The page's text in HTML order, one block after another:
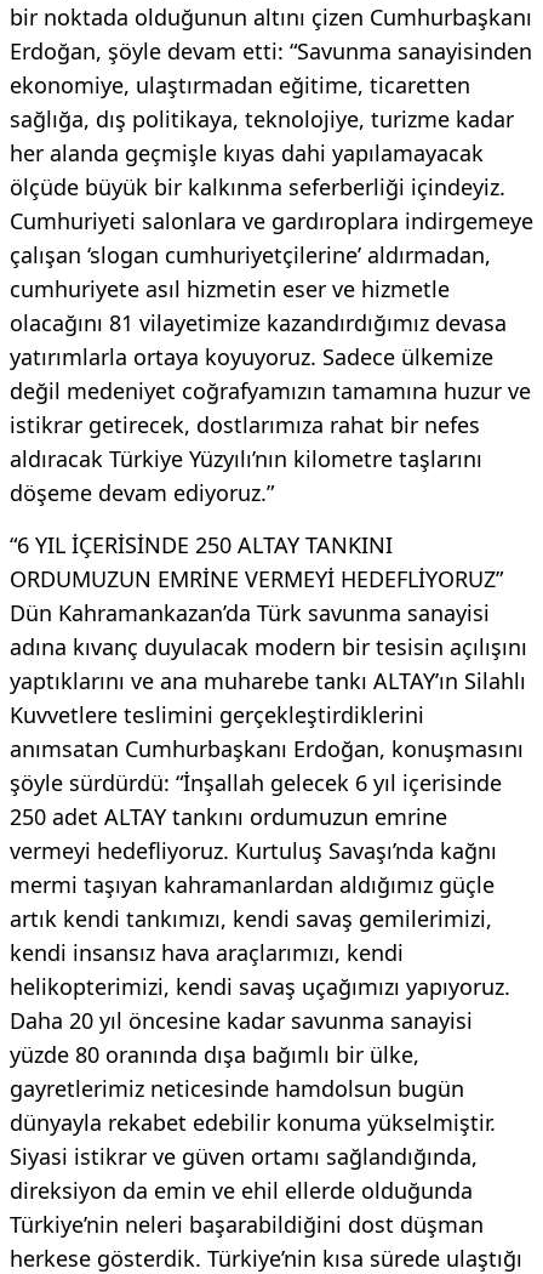
bir noktada olduğunun altını çizen Cumhurbaşkanı
Erdoğan, şöyle devam etti: “Savunma sanayisinden
ekonomiye, ulaştırmadan eğitime, ticaretten
sağlığa, dış politikaya, teknolojiye, turizme kadar
her alanda geçmişle kıyas dahi yapılamayacak
ölçüde büyük bir kalkınma seferberliği içindeyiz.
Cumhuriyeti salonlara ve gardıroplara indirgemeye
çalışan ‘slogan cumhuriyetçilerine’ aldırmadan,
cumhuriyete asıl hizmetin eser ve hizmetle
olacağını 81 vilayetimize kazandırdığımız devasa
yatırımlarla ortaya koyuyoruz. Sadece ülkemize
değil medeniyet coğrafyamızın tamamına huzur ve
istikrar getirecek, dostlarımıza rahat bir nefes
aldıracak Türkiye Yüzyılı’nın kilometre taşlarını
döşeme devam ediyoruz.”
“6 YIL İÇERİSİNDE 250 ALTAY TANKINI
ORDUMUZUN EMRİNE VERMEYİ HEDEFLİYORUZ”
Dün Kahramankazan’da Türk savunma sanayisi
adına kıvanç duyulacak modern bir tesisin açılışını
yaptıklarını ve ana muharebe tankı ALTAY’ın Silahlı
Kuvvetlere teslimini gerçekleştirdiklerini
anımsatan Cumhurbaşkanı Erdoğan, konuşmasını
şöyle sürdürdü: “İnşallah gelecek 6 yıl içerisinde
250 adet ALTAY tankını ordumuzun emrine
vermeyi hedefliyoruz. Kurtuluş Savaşı’nda kağnı
mermi taşıyan kahramanlardan aldığımız güçle
artık kendi tankımızı, kendi savaş gemilerimizi,
kendi insansız hava araçlarımızı, kendi
helikopterimizi, kendi savaş uçağımızı yapıyoruz.
Daha 20 yıl öncesine kadar savunma sanayisi
yüzde 80 oranında dışa bağımlı bir ülke,
gayretlerimiz neticesinde hamdolsun bugün
dünyayla rekabet edebilir konuma yükselmiştir.
Siyasi istikrar ve güven ortamı sağlandığında,
direksiyon da emin ve ehil ellerde olduğunda
Türkiye’nin neleri başarabildiğini dost düşman
herkese gösterdik. Türkiye’nin kısa sürede ulaştığı